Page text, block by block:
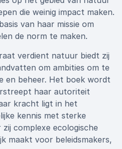
die weinig impact maken.
van haar missie om
de norm te maken.
verdient natuur biedt zij
om ambities om te
en beheer. Het boek wordt
haar autoriteit
kracht ligt in het
kennis met sterke
complexe ecologische
maakt voor beleidsmakers,